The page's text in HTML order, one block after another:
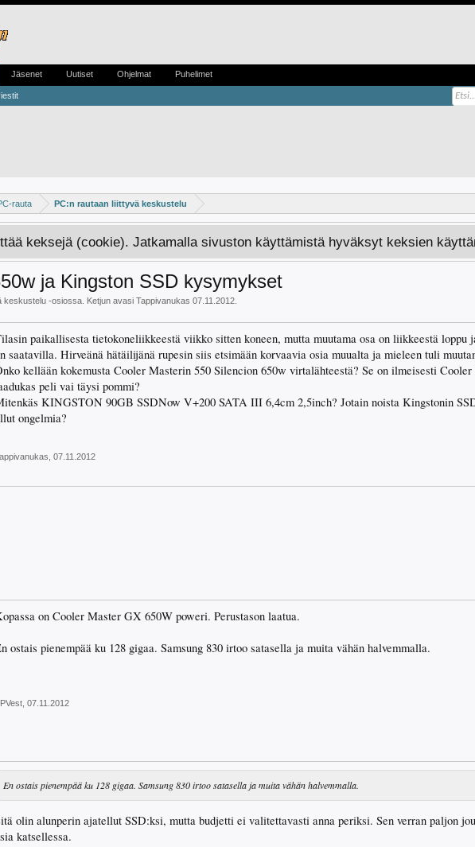
rauta PC:n rautaan liittyvä keskustelu
keksejä (cookie). Jatkamalla sivuston käyttämistä hyväksyt keksien
ja Kingston SSD kysymykset
keskustelu -osiossa. Ketjun avasi Tappivanukas 07.11.2012
paikallisesta tietokoneliikkeestä viikko sitten koneen, mutta muutama osa on liikkeestä loppu
saatavilla. Hirveänä hätäilijänä rupesin siis etsimään korvaavia osia muualta ja mieleen tuli
kellään kokemusta Cooler Masterin 550 Silencion 650w virtalähteestä? Se on ilmeisesti
peli vai täysi pommi?
KINGSTON 90GB SSDNow V+200 SATA III 6,4cm 2,5inch? Jotain noista Kingstonin
ongelmia?
07.11.2012
on Cooler Master GX 650W poweri. Perustason laatua.
ostais pienempää ku 128 gigaa. Samsung 830 irtoo satasella ja muita vähän halvemmalla.
07.11.2012
En ostais pienempää ku 128 gigaa. Samsung 830 irtoo satasella ja muita vähän halvemmalla.
olin alunperin ajatellut SSD:ksi, mutta budjetti ei valitettavasti anna periksi. Sen verran paljon
katsellessa.
Jäsenet Uutiset Ohjelmat Puhelimet